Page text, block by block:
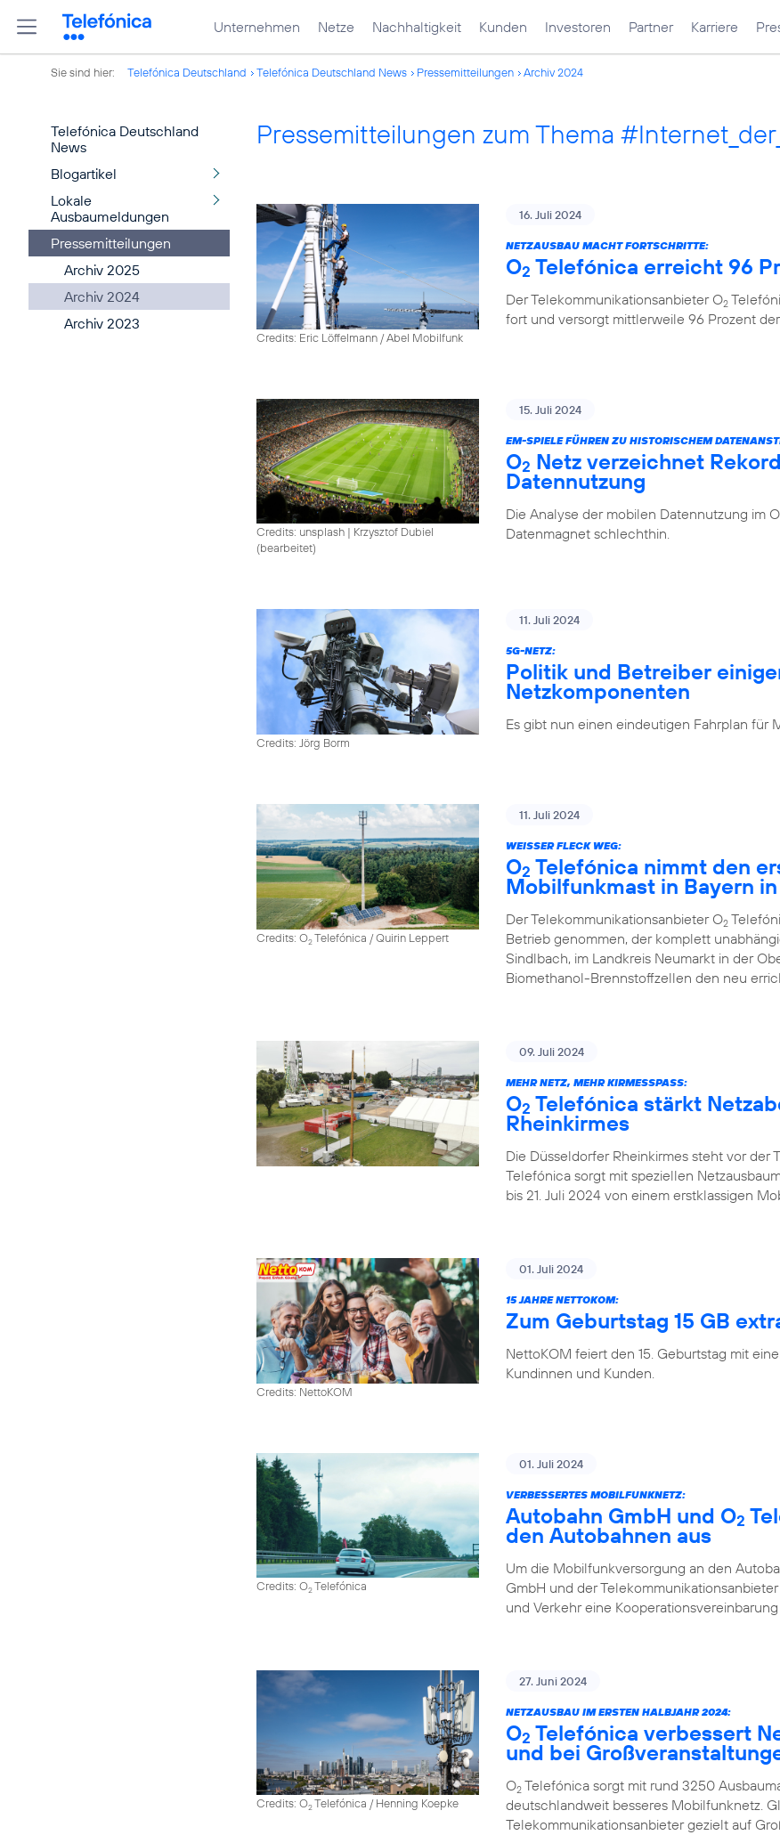
Unternehmen Netze Nachhaltigkeit Kunden Investoren Partner Karriere
Sie sind hier: Telefónica Deutschland Telefónica Deutschland News Pressemitteilungen Archiv 2024
Telefónica Deutschland
News
Blogartikel
Lokale
Ausbaumeldungen
Pressemitteilungen
Archiv 2025
Archiv 2024
Archiv 2023
Pressemitteilungen zum Thema
Credits: Eric Löffelmann / Abel Mobilfunk
16. Juli 2024
NETZAUSBAU MACHT FORTSCHRITTE:
O2 Telefónica erreicht 96
Der Telekommunikationsanbieter O2
fort und versorgt mittlerweile 96 Prozent
Credits: unsplash | Krzysztof Dubiel
(bearbeitet)
15. Juli 2024
EM-SPIELE FÜHREN ZU HISTORISCHEM
O2 Netz verzeichnet
Datennutzung
Die Analyse der mobilen Datennutzung im O
Datenmagnet schlechthin.
Credits: Jörg Borm
11. Juli 2024
5G-NETZ:
Politik und Betreiber
Netzkomponenten
Es gibt nun einen eindeutigen Fahrplan für
Credits: O2Telefónica / Quirin Leppert
11. Juli 2024
WEISSER FLECK WEG:
O2 Telefónica nimmt den
Mobilfunkmast in Bayern
Der Telekommunikationsanbieter O2
Betrieb genommen, der komplett
Sindlbach, im Landkreis Neumarkt in der
Biomethanol-Brennstoffzellen den neu
09. Juli 2024
MEHR NETZ, MEHR KIRMESSPASS:
O2 Telefónica stärkt
Rheinkirmes
Die Düsseldorfer Rheinkirmes steht vor der
Telefónica sorgt mit speziellen
bis 21. Juli 2024 von einem erstklassigen
Credits: NettoKOM
01. Juli 2024
15 JAHRE NETTOKOM:
Zum Geburtstag 15 GB
NettoKOM feiert den 15. Geburtstag mit
Kundinnen und Kunden.
Credits: O2Telefónica
01. Juli 2024
VERBESSERTES MOBILFUNKNETZ:
Autobahn GmbH und O2
den Autobahnen aus
Um die Mobilfunkversorgung an den
GmbH und der
und Verkehr eine
Credits: O2Telefónica / Henning Koepke
27. Juni 2024
NETZAUSBAU IM ERSTEN HALBJAHR 2024:
O2 Telefónica verbessert
und bei
O2 Telefónica sorgt mit rund 3250
deutschlandweit besseres Mobilfunknetz.
Telekommunikationsanbieter gezielt auf